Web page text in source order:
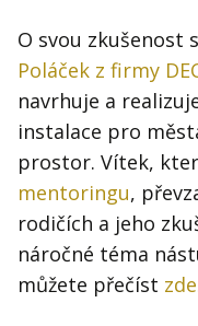
O svou zkušenost
Poláček z firmy
navrhuje a
instalace pro
prostor. Vítek,
mentoringu,
rodičích a jeho
náročné téma
můžete přečíst zde